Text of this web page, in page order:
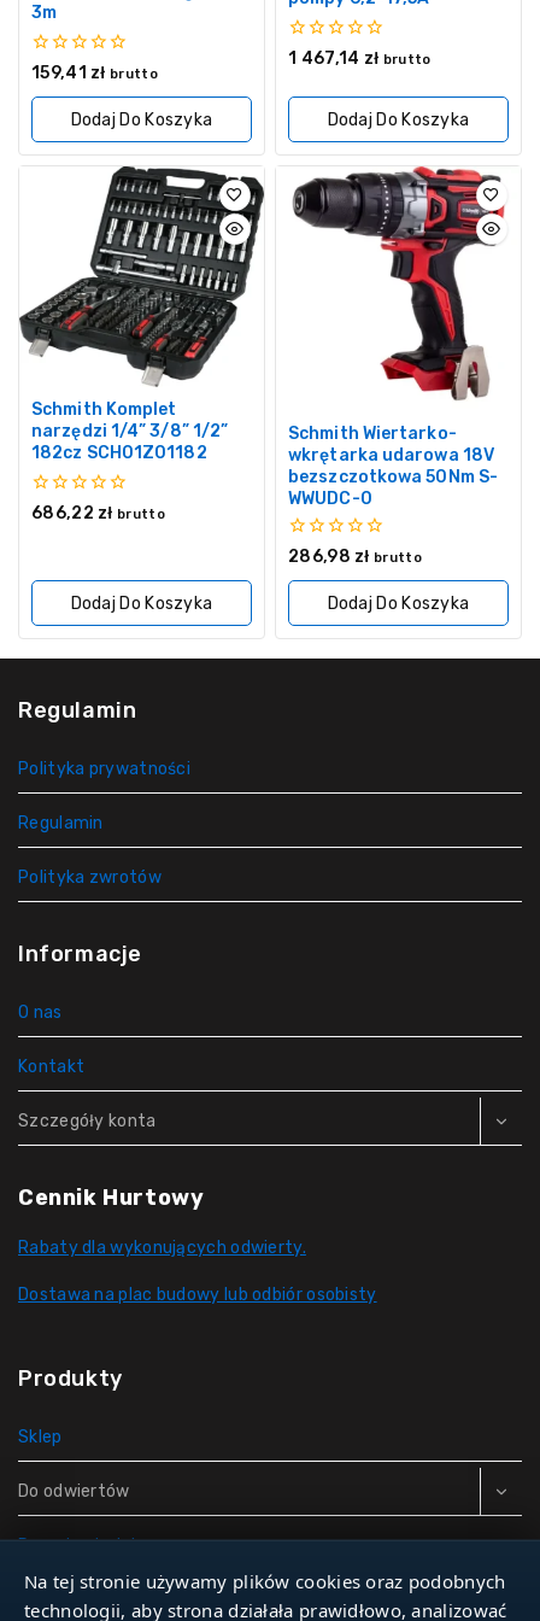
3m
0
5
159,41 zł brutto
Dodaj Do Koszyka
0
1 467,14 zł brutto
Dodaj Do Koszyka
Schmith Komplet
narzędzi 1/4” 3/8” 1/2”
182cz SCH01Z01182
0
686,22 zł brutto
Dodaj Do Koszyka
Schmith Wiertarko-
wkrętarka udarowa 18V
bezszczotkowa 50Nm S-
WWUDC-0
0
5
286,98 zł brutto
Dodaj Do Koszyka
Regulamin
Polityka prywatności
Regulamin
Polityka zwrotów
Informacje
O nas
Kontakt
Szczegóły konta
Cennik Hurtowy
Rabaty dla wykonujących odwierty.
Dostawa na plac budowy lub odbiór osobisty
Produkty
Sklep
Do odwiertów
Rury do studni
Zbiorniki hydroforowe
Na tej stronie używamy plików cookies oraz podobnych
technologii, aby strona działała prawidłowo, analizować